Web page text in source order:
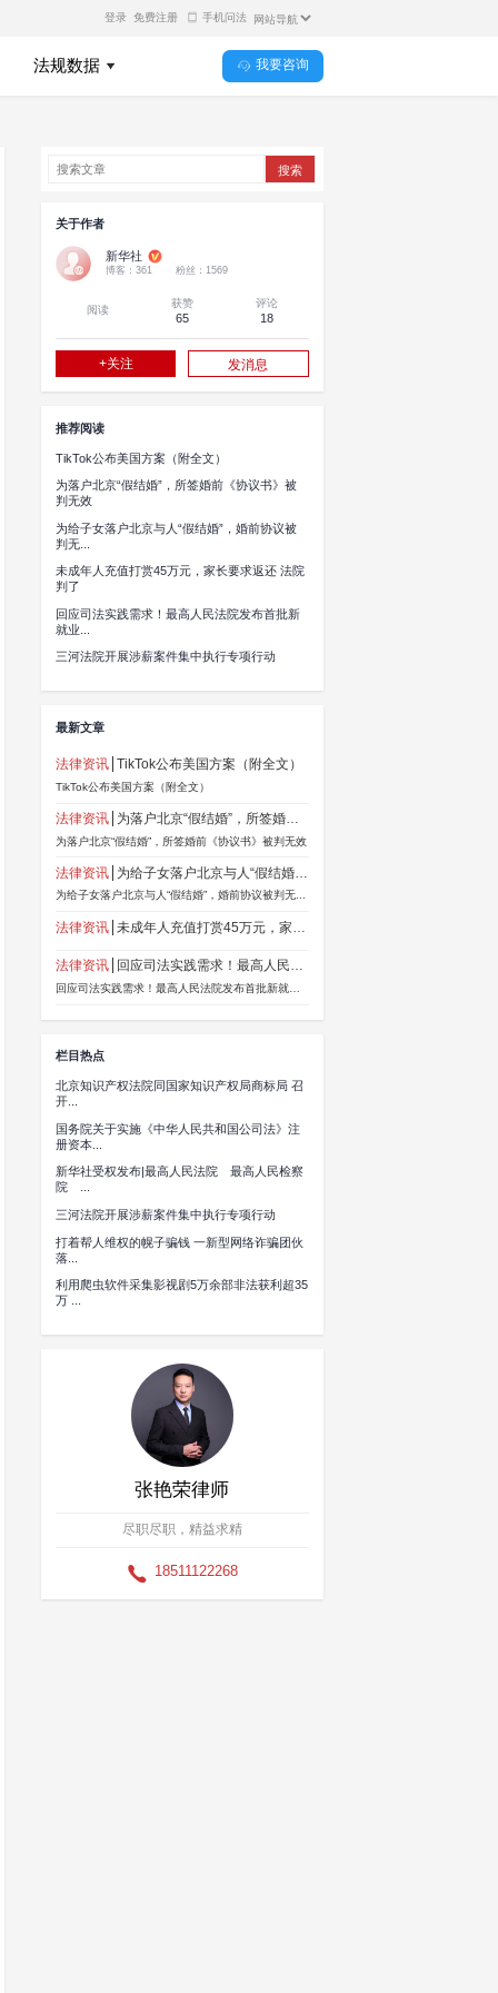
院 公安部 国家安全部 司
家、煽动分裂国家犯罪的意
等信息最后更新时间为：2026-06-06。
发《关于依法惩治“台独”顽固分子分裂国家、煽动
局）、司法厅（局），解放军军事法院、军事检察
察院、公安局、国家安全局、司法局：
一和领土完整，根据《反分裂国家法》和《中华人
定，结合工作实际，最高人民法院、最高人民检察
国家、煽动分裂国家犯罪的意见》，现予以印发，
一和领土完整，根据《反分裂国家法》和《中华人
，结合工作实际，制定本意见。
大肆进行“台独”分裂活动，严重危害台湾海峡地区
院、公安机关、国家安全机关和司法行政机关要充
卫国家主权、统一和领土完整。
第一百零三条第一款的规定，以分裂国家罪定罪处
指挥“台独”分裂组织成员或者其他人员实施分裂国
改变台湾是中国一部分的法律地位的；
军事联系等方式，图谋在国际社会制造“两个中
一部分的事实，或者打压支持两岸关系和平发展和
条第一款规定的“首要分子”。
条第一款规定的“罪行重大”：